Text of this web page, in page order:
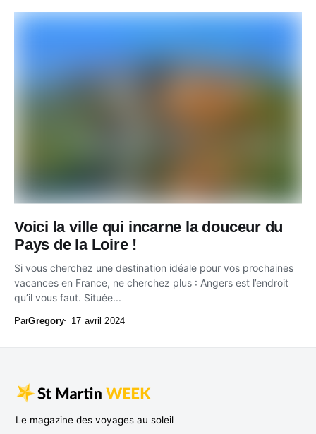
Voici la ville qui incarne la douceur du
Pays de la Loire !
Si vous cherchez une destination idéale pour vos prochaines
vacances en France, ne cherchez plus : Angers est l’endroit
qu’il vous faut. Située...
ParGregory 17 avril 2024
Le magazine des voyages au soleil